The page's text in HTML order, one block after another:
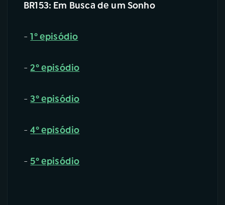
BR153: Em Busca de um Sonho
-1º episódio
-2º episódio
-3º episódio
-4º episódio
-5º episódio